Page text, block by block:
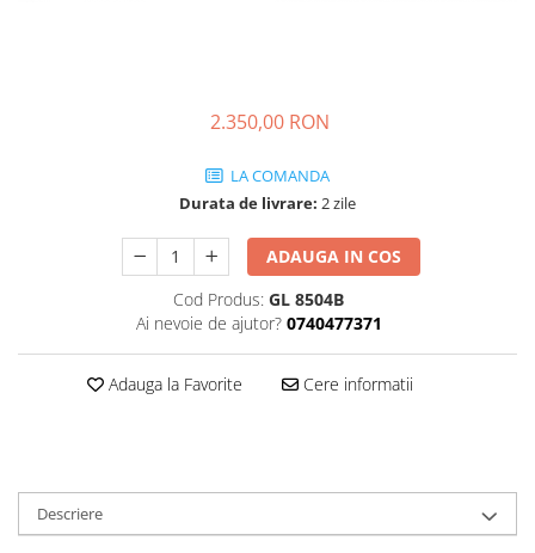
2.350,00 RON
LA COMANDA
Durata de livrare: 2 zile
ADAUGA IN COS
Cod Produs: GL 8504B
Ai nevoie de ajutor? 0740477371
Adauga la Favorite Cere informatii
Descriere